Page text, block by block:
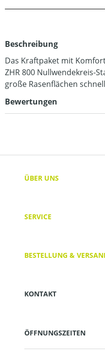
Beschreibung
Das Kraftpaket mit
ZHR 800 Nullwendekreis-
große Rasenflächen
Bewertungen
ÜBER UNS
SERVICE
BESTELLUNG &
KONTAKT
ÖFFNUNGSZEITEN